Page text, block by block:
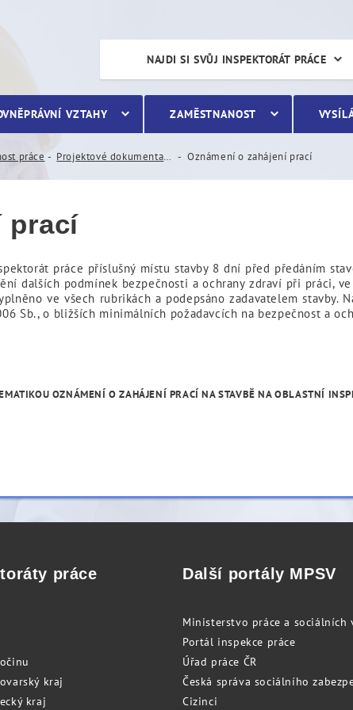
NAJDI SI SVŮJ INSPEKTORÁT PRÁCE
VZTAHY ZAMĚSTNANOST
práce Projektové dokumentace a oznámení o zahájení prací Oznámení o zahájení prací
prací
práce příslušný místu stavby 8 dní před předáním
dalších podmínek bezpečnosti a ochrany zdraví při práci,
ve všech rubrikách a podepsáno zadavatelem stavby.
Sb., o bližších minimálních požadavcích na bezpečnost a
OZNÁMENÍ O ZAHÁJENÍ PRACÍ NA STAVBĚ NA OBLASTNÍ
práce
kraj
kraj
Další portály MPSV
Ministerstvo práce a sociálních
Portál inspekce práce
Úřad práce ČR
Česká správa sociálního
Cizinci